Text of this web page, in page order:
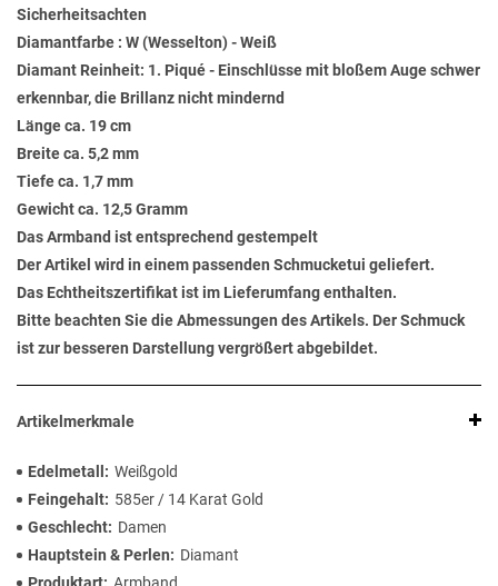
Sicherheitsachten
Diamantfarbe : W (Wesselton) - Weiß
Diamant Reinheit: 1. Piqué - Einschlüsse mit bloßem Auge schwer
erkennbar, die Brillanz nicht mindernd
Länge ca. 19 cm
Breite ca. 5,2 mm
Tiefe ca. 1,7 mm
Gewicht ca. 12,5 Gramm
Das Armband ist entsprechend gestempelt
Der Artikel wird in einem passenden Schmucketui geliefert.
Das Echtheitszertifikat ist im Lieferumfang enthalten.
Bitte beachten Sie die Abmessungen des Artikels. Der Schmuck
ist zur besseren Darstellung vergrößert abgebildet.
Artikelmerkmale
Edelmetall
Weißgold
Feingehalt
585er / 14 Karat Gold
Geschlecht
Damen
Hauptstein & Perlen
Diamant